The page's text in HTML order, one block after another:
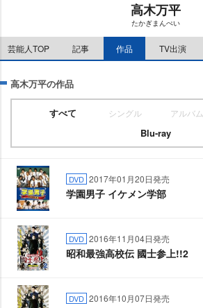
高木万平
たかぎまんぺい
芸能人TOP 記事 作品 TV出演
高木万平の作品
すべて シングル アルバム
Blu-ray
DVD 2017年01月20日発売
学園男子 イケメン学部
DVD 2016年11月04日発売
昭和最強高校伝 國士参上!!2
DVD 2016年10月07日発売